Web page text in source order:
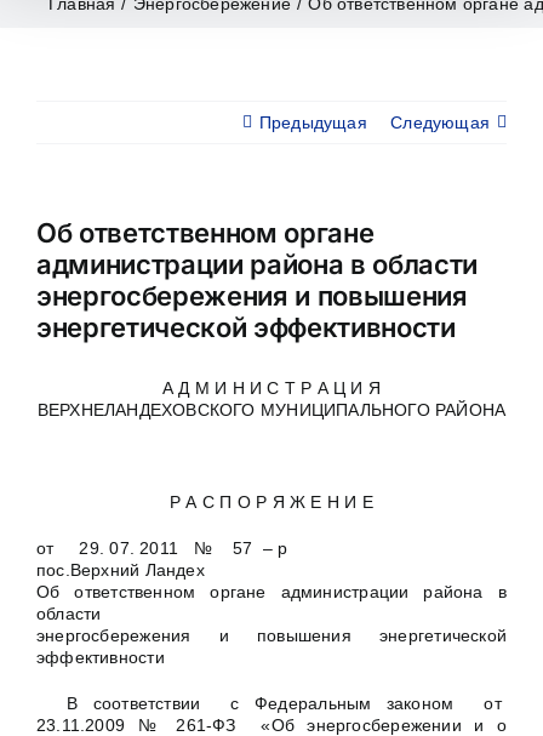
Предыдущая Следующая
Об ответственном органе
администрации района в области
энергосбережения и повышения
энергетической эффективности
А Д М И Н И С Т Р А Ц И Я
ВЕРХНЕЛАНДЕХОВСКОГО МУНИЦИПАЛЬНОГО РАЙОНА
Р А С П О Р Я Ж Е Н И Е
от 29. 07. 2011 № 57 – р
пос.Верхний Ландех
Об ответственном органе администрации района в
области
энергосбережения и повышения энергетической
эффективности
В соответствии с Федеральным законом от
23.11.2009 № 261-ФЗ «Об энергосбережении и о